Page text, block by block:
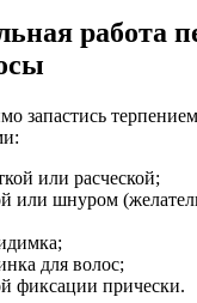
работа
запастись
или расческой;
или шнуром
для волос;
фиксации прически.